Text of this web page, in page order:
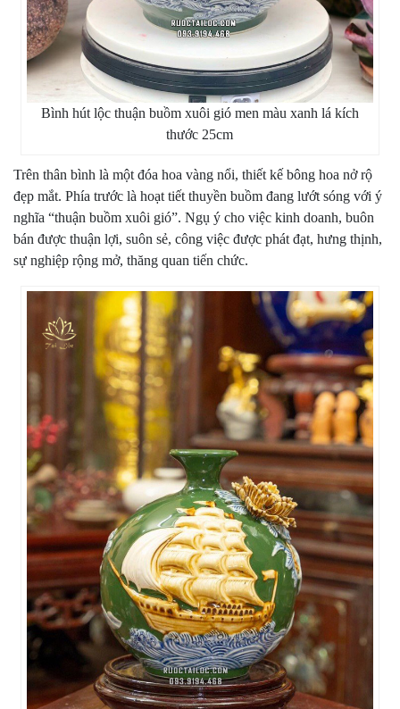
Bình hút lộc thuận buồm xuôi gió men màu xanh lá kích
thước 25cm
Trên thân bình là một đóa hoa vàng nổi, thiết kế bông hoa nở rộ
đẹp mắt. Phía trước là hoạt tiết thuyền buồm đang lướt sóng với ý
nghĩa “thuận buồm xuôi gió”. Ngụ ý cho việc kinh doanh, buôn
bán được thuận lợi, suôn sẻ, công việc được phát đạt, hưng thịnh,
sự nghiệp rộng mở, thăng quan tiến chức.